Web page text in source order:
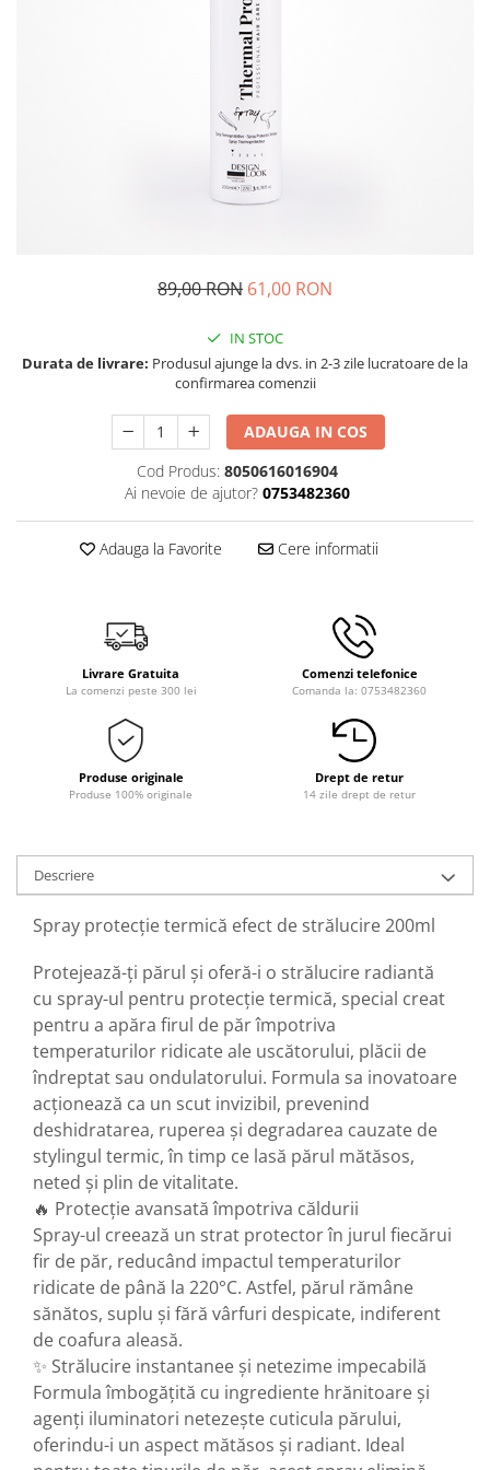
89,00 RON 61,00 RON
IN STOC
Durata de livrare: Produsul ajunge la dvs. in 2-3 zile lucratoare de la
confirmarea comenzii
ADAUGA IN COS
Cod Produs: 8050616016904
Ai nevoie de ajutor? 0753482360
Adauga la Favorite Cere informatii
Livrare Gratuita
La comenzi peste 300 lei
Comenzi telefonice
Comanda la: 0753482360
Produse originale
Produse 100% originale
Drept de retur
14 zile drept de retur
Descriere
Spray protecție termică efect de strălucire 200ml
Protejează-ți părul și oferă-i o strălucire radiantă
cu spray-ul pentru protecție termică, special creat
pentru a apăra firul de păr împotriva
temperaturilor ridicate ale uscătorului, plăcii de
îndreptat sau ondulatorului. Formula sa inovatoare
acționează ca un scut invizibil, prevenind
deshidratarea, ruperea și degradarea cauzate de
stylingul termic, în timp ce lasă părul mătăsos,
neted și plin de vitalitate.
🔥 Protecție avansată împotriva căldurii
Spray-ul creează un strat protector în jurul fiecărui
fir de păr, reducând impactul temperaturilor
ridicate de până la 220°C. Astfel, părul rămâne
sănătos, suplu și fără vârfuri despicate, indiferent
de coafura aleasă.
✨ Strălucire instantanee și netezime impecabilă
Formula îmbogățită cu ingrediente hrănitoare și
agenți iluminatori netezește cuticula părului,
oferindu-i un aspect mătăsos și radiant. Ideal